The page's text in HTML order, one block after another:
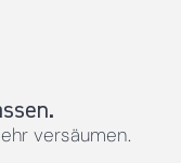
versäumen.